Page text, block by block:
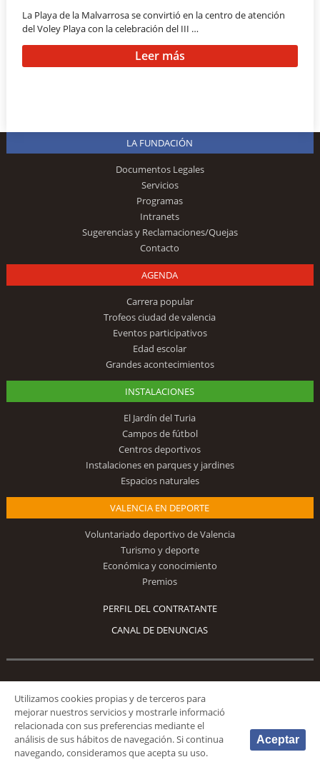
La Playa de la Malvarrosa se convirtió en la centro de atención
del Voley Playa con la celebración del III …
Leer más
LA FUNDACIÓN
Documentos Legales
Servicios
Programas
Intranets
Sugerencias y Reclamaciones/Quejas
Contacto
AGENDA
Carrera popular
Trofeos ciudad de valencia
Eventos participativos
Edad escolar
Grandes acontecimientos
INSTALACIONES
El Jardín del Turia
Campos de fútbol
Centros deportivos
Instalaciones en parques y jardines
Espacios naturales
VALENCIA EN DEPORTE
Voluntariado deportivo de Valencia
Turismo y deporte
Económica y conocimiento
Premios
PERFIL DEL CONTRATANTE
CANAL DE DENUNCIAS
Síguenos
Utilizamos cookies propias y de terceros para
mejorar nuestros servicios y mostrarle informació
relacionada con sus preferencias mediante el
análisis de sus hábitos de navegación. Si continua
navegando, consideramos que acepta su uso.
Aceptar